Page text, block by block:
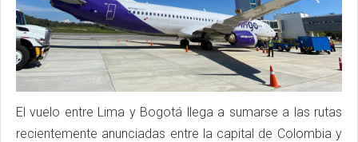
El vuelo entre Lima y Bogotá llega a sumarse a las rutas
recientemente anunciadas entre la capital de Colombia y